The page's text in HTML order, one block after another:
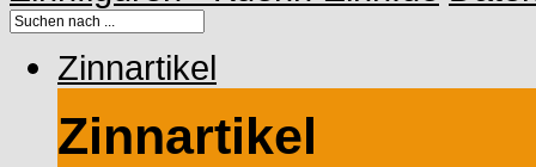
Zinnartikel
Zinnartikel